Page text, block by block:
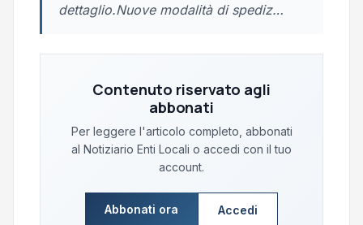
dettaglio.Nuove modalità di spediz…
Contenuto riservato agli
abbonati
Per leggere l'articolo completo, abbonati
al Notiziario Enti Locali o accedi con il tuo
account.
Abbonati ora Accedi